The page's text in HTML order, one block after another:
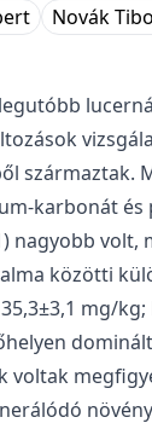
Novák
származtak.
karbonát
nagyobb
közötti
mg/